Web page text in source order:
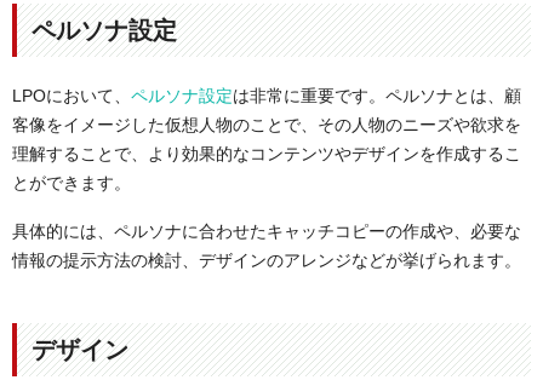
ペルソナ設定
LPOにおいて、 ペルソナ設定は非常に重要です。ペルソナとは、顧
客像をイメージした仮想人物のことで、その人物のニーズや欲求を
理解することで、より効果的なコンテンツやデザインを作成するこ
とができます。
具体的には、ペルソナに合わせたキャッチコピーの作成や、必要な
情報の提示方法の検討、デザインのアレンジなどが挙げられます。
デザイン